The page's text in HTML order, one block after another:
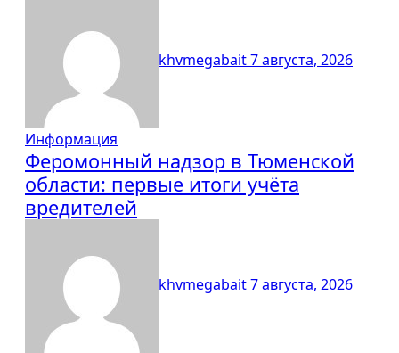
khvmegabait7 августа, 2026
Информация
Феромонный надзор в Тюменской
области: первые итоги учёта
вредителей
khvmegabait7 августа, 2026